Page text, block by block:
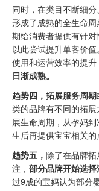
同时，在类目不断细
形成了成熟的全生命
期给消费者提供有针
以此尝试提升单客价
使用和运营效率的提升
日渐成熟。
趋势四，拓展服务周期
类的品牌有不同的拓
展生命周期，从孕妈
生后再提供宝宝相关的
趋势五， 除了在品牌
注， 部分品牌开始选
过9成的宝妈认为部分